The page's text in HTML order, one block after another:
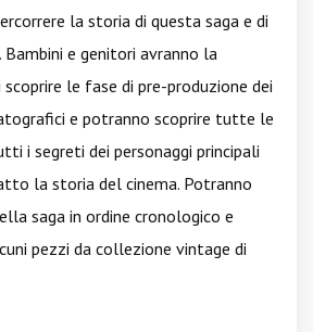
la storia di questa saga e di
e genitori avranno la
le fase di pre-produzione dei
e potranno scoprire tutte le
i segreti dei personaggi principali
la storia del cinema. Potranno
saga in ordine cronologico e
pezzi da collezione vintage di